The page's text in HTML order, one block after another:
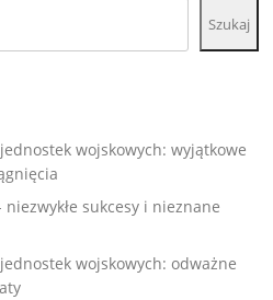
Szukaj
wojskowych: wyjątkowe
sukcesy i nieznane
wojskowych: odważne